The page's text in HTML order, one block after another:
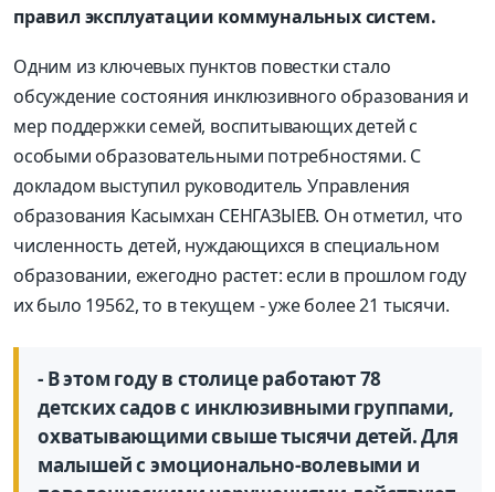
правил эксплуатации коммунальных систем.
Одним из ключевых пунктов повестки стало
обсуждение состояния инклюзивного образования и
мер поддержки семей, воспитывающих детей с
особыми образовательными потребностями. С
докладом выступил руководитель Управления
образования Касымхан СЕНГАЗЫЕВ. Он отметил, что
численность детей, нуждающихся в специальном
образовании, ежегодно растет: если в прошлом году
их было 19562, то в текущем - уже более 21 тысячи.
- В этом году в столице работают 78
детских садов с инклюзивными группами,
охватывающими свыше тысячи детей. Для
малышей с эмоционально-волевыми и